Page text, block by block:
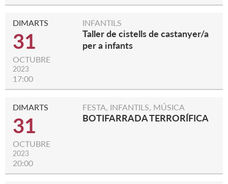
DIMARTS
31
OCTUBRE
2023
17:00
INFANTILS
Taller de cistells de castanyer/a
per a infants
DIMARTS
31
OCTUBRE
2023
20:00
FESTA, INFANTILS, MÚSICA
BOTIFARRADA TERRORÍFICA